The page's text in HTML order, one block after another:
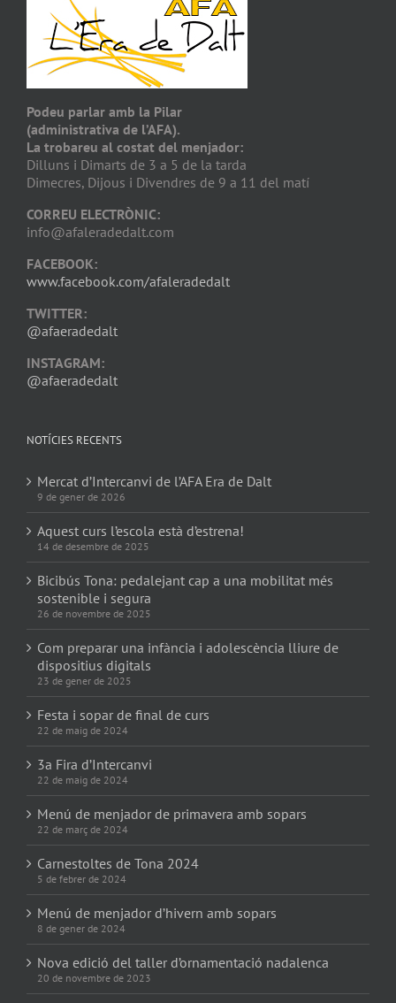
Podeu parlar amb la Pilar
(administrativa de l’AFA).
La trobareu al costat del menjador:
Dilluns i Dimarts de 3 a 5 de la tarda
Dimecres, Dijous i Divendres de 9 a 11 del matí
CORREU ELECTRÒNIC:
info@afaleradedalt.com
FACEBOOK:
www.facebook.com/afaleradedalt
TWITTER:
@afaeradedalt
INSTAGRAM:
@afaeradedalt
NOTÍCIES RECENTS
Mercat d’Intercanvi de l’AFA Era de Dalt
9 de gener de 2026
Aquest curs l’escola està d’estrena!
14 de desembre de 2025
Bicibús Tona: pedalejant cap a una mobilitat més
sostenible i segura
26 de novembre de 2025
Com preparar una infància i adolescència lliure de
dispositius digitals
23 de gener de 2025
Festa i sopar de final de curs
22 de maig de 2024
3a Fira d’Intercanvi
22 de maig de 2024
Menú de menjador de primavera amb sopars
22 de març de 2024
Carnestoltes de Tona 2024
5 de febrer de 2024
Menú de menjador d’hivern amb sopars
8 de gener de 2024
Nova edició del taller d’ornamentació nadalenca
20 de novembre de 2023